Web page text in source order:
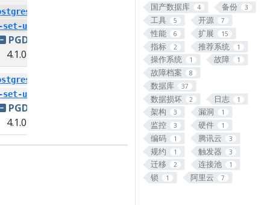
国产数据库 4 备份 3
工具 5 开源 7
性能 6 扩展 15
指标 2 推荐系统 1
操作系统 1 故障 1
故障档案 8
数据库 37
数据损坏 2 日志 1
架构 3 漏洞 1
监控 3 硬件 1
编码 1 腾讯云 3
规约 1 触发器 3
迁移 2 连接池 1
锁 1 阿里云 7
set-user
PGDG
4.1.0
set-user
PGDG
4.1.0